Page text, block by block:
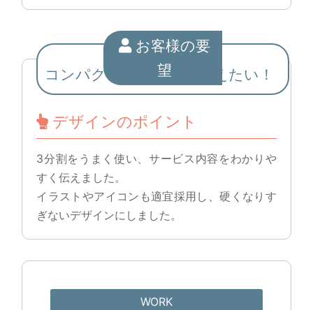
お客様の要
望
コンパクトにしっかり伝えたい！
デザインのポイント
3分割をうまく使い、サービス内容をわかりや
すく伝えました。
イラストやアイコンも適宜採用し、硬くなりす
ぎないデザインにしました。
WORK